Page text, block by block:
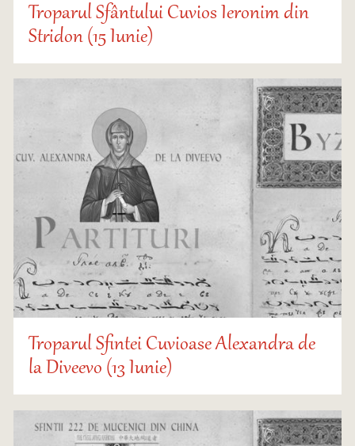
Troparul Sfântului Cuvios Ieronim din
Stridon (15 Iunie)
Troparul Sfintei Cuvioase Alexandra de
la Diveevo (13 Iunie)